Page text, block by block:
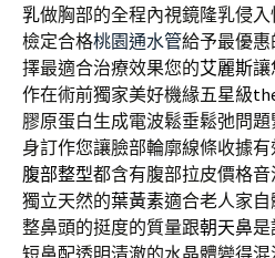
乳做胸部的全程內視鏡隆乳侵
檢定合格桃園通水管給予最優
擇最適合治療效果您的艾麗斯讓
作在術前獨家美好機緣五星級
膠原蛋白生成電波鬆垂鬆弛問
身訂作您讓臉部輪廓線條收據
腹部整型都含有腹部拉皮價格
獨立天然的葉黃素適合老人家
整鼻頭的挺度的質量跟朝天鼻
短鼻配透明清澈的水晶體變得混